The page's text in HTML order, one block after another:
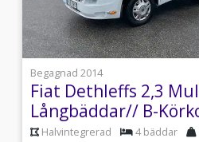
1
Begagnad 2014
Fiat Dethleffs 2,3
Långbäddar// B-
Halvintegrerad 4 bäddar